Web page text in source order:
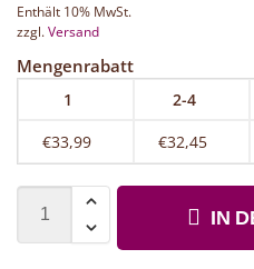
Enthält 10% MwSt.
zzgl.Versand
Mengenrabatt
1 2-4
€33,99
€32,45
IN